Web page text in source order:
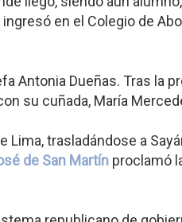
en el Colegio de
Antonia Dueñas. Tras la
su cuñada, María
trasladándose a
de San Martín proclamó